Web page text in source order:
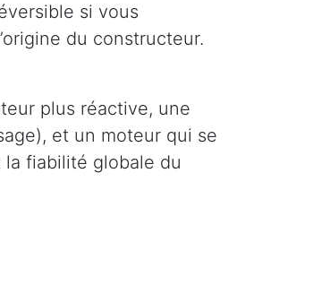
si vous
du constructeur.
plus réactive, une
et un moteur qui se
fiabilité globale du